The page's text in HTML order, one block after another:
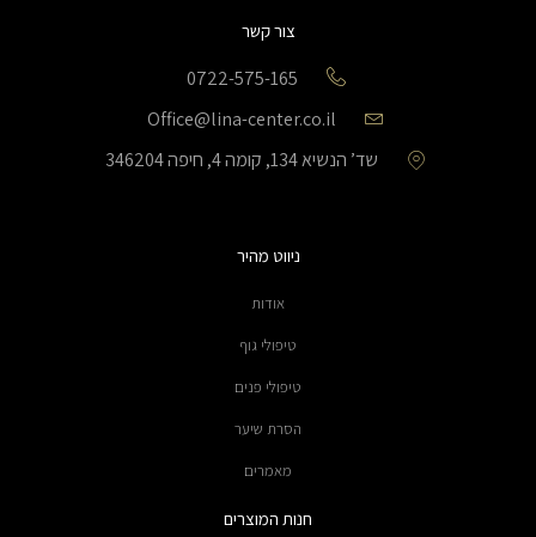
צור קשר
0722-575-165
Office@lina-center.co.il
שד’ הנשיא 134, קומה 4, חיפה 346204
ניווט מהיר
אודות
טיפולי גוף
טיפולי פנים
הסרת שיער
מאמרים
חנות המוצרים